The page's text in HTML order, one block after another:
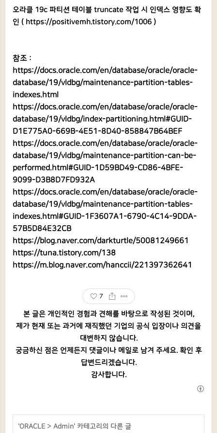
오라클 19c 파티션 테이블 truncate 작업 시 인덱스 영향도 확
인 ( https://positivemh.tistory.com/1006 )
참조 :
https://docs.oracle.com/en/database/oracle/oracle-
database/19/vldbg/maintenance-partition-tables-
indexes.html
https://docs.oracle.com/en/database/oracle/oracle-
database/19/vldbg/index-partitioning.html#GUID-
D1E775A0-669B-4E51-8D40-858847B64BEF
https://docs.oracle.com/en/database/oracle/oracle-
database/19/vldbg/maintenance-partition-can-be-
performed.html#GUID-1D59BD49-CD86-4BFE-
9099-D3B8D7FD932A
https://docs.oracle.com/en/database/oracle/oracle-
database/19/vldbg/maintenance-partition-tables-
indexes.html#GUID-1F3607A1-6790-4C14-9DDA-
57B5D84E32CB
https://blog.naver.com/darkturtle/50081249661
https://tuna.tistory.com/138
https://m.blog.naver.com/hanccii/221397362641
7
본 글은 개인적인 경험과 견해를 바탕으로 작성된 것이며,
제가 현재 또는 과거에 재직했던 기업의 공식 입장이나 의견을
대변하지 않습니다.
궁금하신 점은 언제든지 댓글이나 메일로 남겨 주세요. 확인 후
답변드리겠습니다.
감사합니다.
'ORACLE > Admin' 카테고리의 다른 글